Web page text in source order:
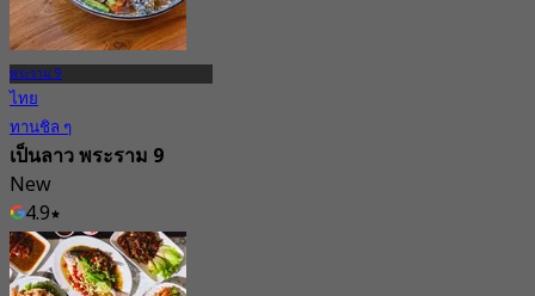
พระราม 9
ไทย
ทานชิล ๆ
เป็นลาว พระราม 9
New
4.9
จาก฿ 262.5